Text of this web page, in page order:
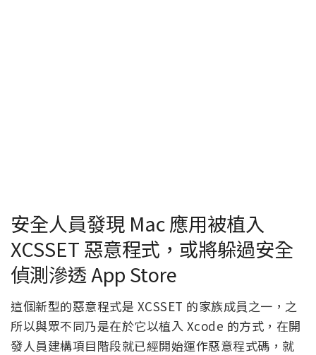
安全人員發現 Mac 應用被植入
XCSSET 惡意程式，或將躲過安全
偵測滲透 App Store
這個新型的惡意程式是 XCSSET 的家族成員之一，之
所以與眾不同乃是在於它以植入 Xcode 的方式，在開
發人員建構項目階段就已經開始運作惡意程式碼，就